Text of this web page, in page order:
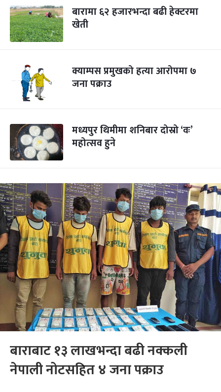
बारामा ६२ हजारभन्दा बढी हेक्टरमा
खेती
क्याम्पस प्रमुखको हत्या आरोपमा ७
जना पक्राउ
मध्यपुर थिमीमा शनिबार दोस्रो ‘वः’
महोत्सव हुने
बाराबाट १३ लाखभन्दा बढी नक्कली
नेपाली नोटसहित ४ जना पक्राउ